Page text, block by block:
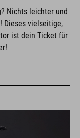
Nichts leichter und
Dieses vielseitige,
ist dein Ticket für